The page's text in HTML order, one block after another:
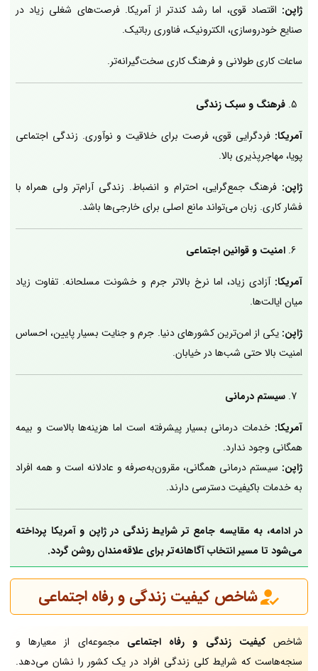
ژاپن: اقتصاد قوی، اما رشد کندتر از آمریکا. فرصت‌های شغلی زیاد در
صنایع خودروسازی، الکترونیک، فناوری رباتیک.
ساعات کاری طولانی و فرهنگ کاری سخت‌گیرانه‌تر.
فرهنگ و سبک زندگی
آمریکا: فردگرایی قوی، فرصت برای خلاقیت و نوآوری. زندگی اجتماعی
پویا، مهاجرپذیری بالا.
ژاپن: فرهنگ جمع‌گرایی، احترام و انضباط. زندگی آرام‌تر ولی همراه با
فشار کاری. زبان می‌تواند مانع اصلی برای خارجی‌ها باشد.
امنیت و قوانین اجتماعی
آمریکا:آزادی زیاد، اما نرخ بالاتر جرم و خشونت مسلحانه. تفاوت زیاد
میان ایالت‌ها.
ژاپن:یکی از امن‌ترین کشورهای دنیا. جرم و جنایت بسیار پایین، احساس
امنیت بالا حتی شب‌ها در خیابان.
سیستم درمانی
آمریکا: خدمات درمانی بسیار پیشرفته است اما هزینه‌ها بالاست و بیمه
همگانی وجود ندارد.
ژاپن: سیستم درمانی همگانی، مقرون‌به‌صرفه و عادلانه است و همه افراد
به خدمات باکیفیت دسترسی دارند.
در ادامه، به مقایسه جامع تر شرایط زندگی در ژاپن و آمریکا پرداخته
می‌شود تا مسیر انتخاب آگاهانه‌تر برای علاقه‌مندان روشن گردد.
شاخص کیفیت زندگی و رفاه اجتماعی
شاخصکیفیت زندگی و رفاه اجتماعی مجموعه‌ای از معیارها و
سنجه‌هاست که شرایط کلی زندگی افراد در یک کشور را نشان می‌دهد.